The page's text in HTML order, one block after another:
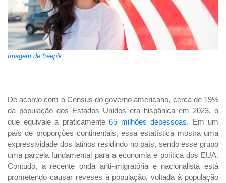
Imagem de freepik
De acordo com o Census do governo americano, cerca de 19%
da população dos Estados Unidos era hispânica em 2023, o
que equivale a praticamente 65 milhões depessoas. Em um
país de proporções continentais, essa estatística mostra uma
expressividade dos latinos residindo no país, sendo esse grupo
uma parcela fundamental para a economia e política dos EUA.
Contudo, a recente onda anti-imigratória e nacionalista está
prometendo causar reveses à população, voltada à população